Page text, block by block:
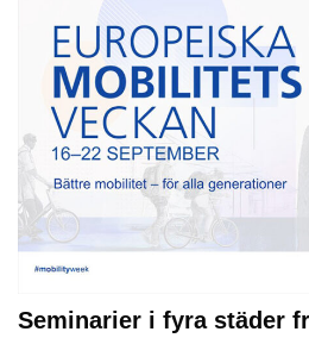
Seminarier i fyra städer